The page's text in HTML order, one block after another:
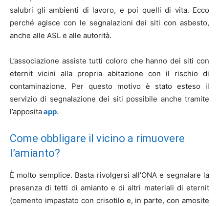
salubri gli ambienti di lavoro, e poi quelli di vita. Ecco
perché agisce con le segnalazioni dei siti con asbesto,
anche alle ASL e alle autorità.
L’associazione assiste tutti coloro che hanno dei siti con
eternit vicini alla propria abitazione con il rischio di
contaminazione. Per questo motivo è stato esteso il
servizio di segnalazione dei siti possibile anche tramite
l’appositaapp.
Come obbligare il vicino a rimuovere
l’amianto?
È molto semplice. Basta rivolgersi all’ONA e segnalare la
presenza di tetti di amianto e di altri materiali di eternit
(cemento impastato con crisotilo e, in parte, con amosite